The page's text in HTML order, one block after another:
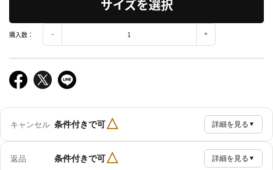
サイズを選択
購入数：
キャンセル 条件付きで可△ 詳細を見る ▼
返品 条件付きで可△ 詳細を見る ▼